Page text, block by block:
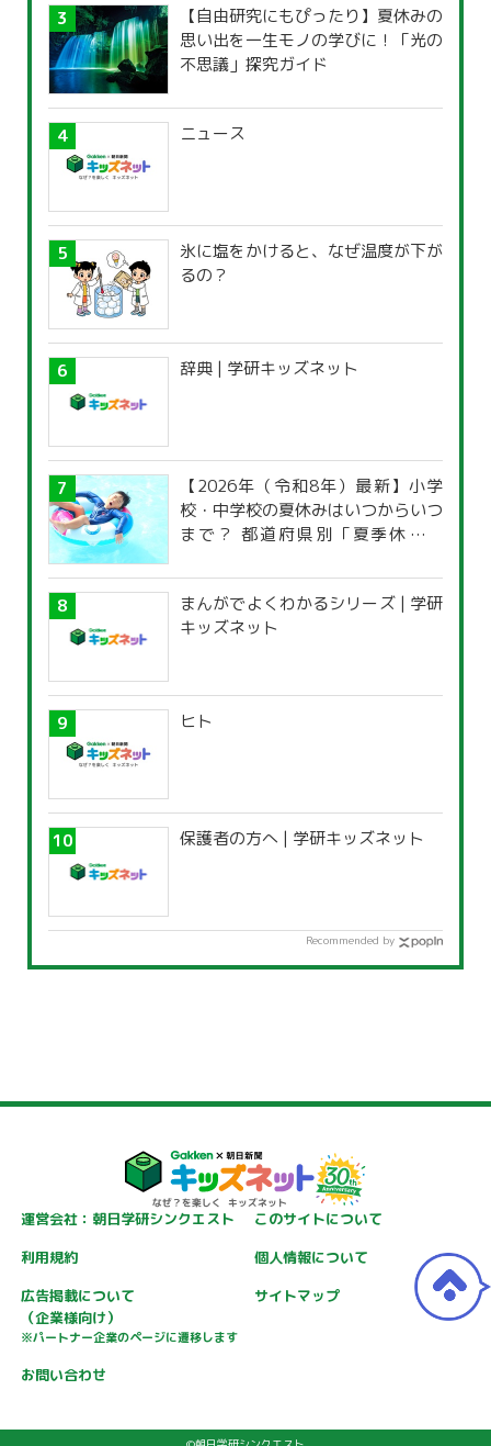
【自由研究にもぴったり】夏休みの
思い出を一生モノの学びに！「光の
不思議」探究ガイド
ニュース
氷に塩をかけると、なぜ温度が下が
るの？
辞典 | 学研キッズネット
【2026年（令和8年）最新】小学
校・中学校の夏休みはいつからいつ
まで？ 都道府県別「夏季休暇一
まんがでよくわかるシリーズ | 学研
キッズネット
ヒト
保護者の方へ | 学研キッズネット
Recommended by
運営会社：朝日学研シンクエスト
このサイトについて
利用規約
個人情報について
広告掲載について
（企業様向け）
※パートナー企業のページに遷移します
サイトマップ
お問い合わせ